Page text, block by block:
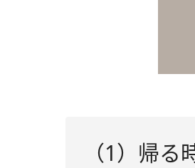
（1）帰